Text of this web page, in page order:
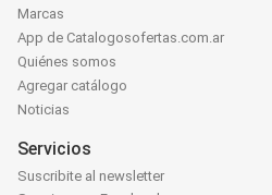
Marcas
App de Catalogosofertas.com.ar
Quiénes somos
Agregar catálogo
Noticias
Servicios
Suscribite al newsletter